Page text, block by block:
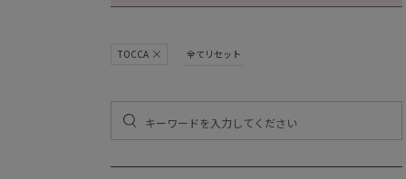
TOCCA 全てリセット